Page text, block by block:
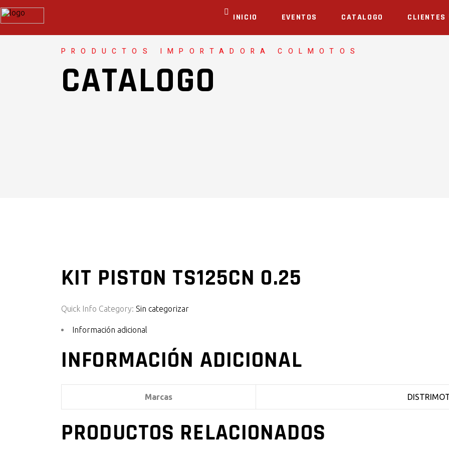
INICIO EVENTOS CATALOGO CLIENTES
PRODUCTOS IMPORTADORA COLMOTOS
CATALOGO
KIT PISTON TS125CN 0.25
Quick Info Category: Sin categorizar
Información adicional
INFORMACIÓN ADICIONAL
Marcas
PRODUCTOS RELACIONADOS